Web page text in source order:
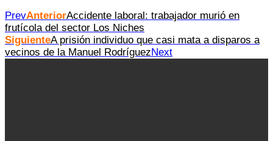
PrevAnteriorAccidente laboral: trabajador murió en
frutícola del sector Los Niches
SiguienteA prisión individuo que casi mata a disparos a
vecinos de la Manuel RodríguezNext